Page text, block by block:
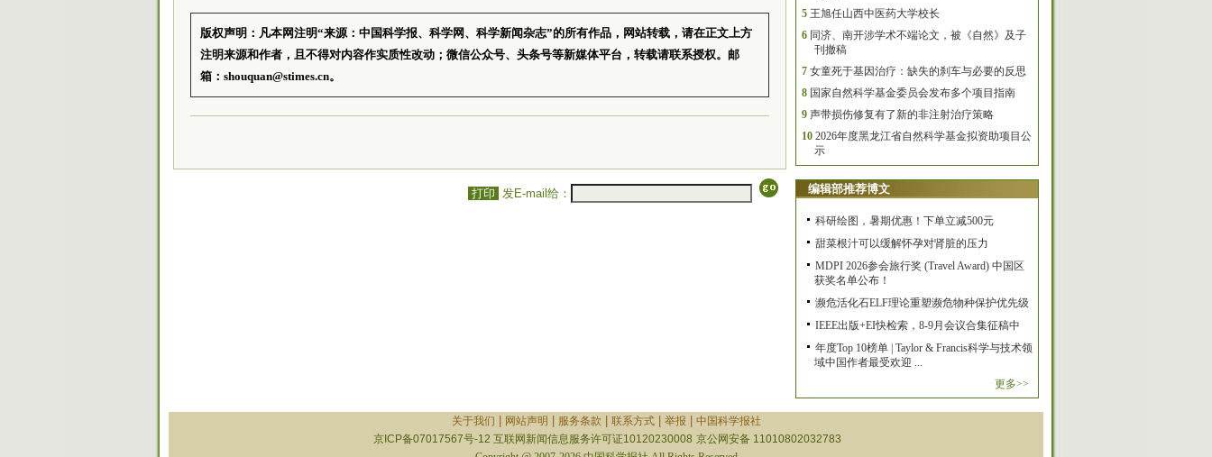
版权声明：凡本网注明“来源：中国科学报、科学网、科学新闻杂志”的所有作品，网站转载，请在正文上方
注明来源和作者，且不得对内容作实质性改动；微信公众号、头条号等新媒体平台，转载请联系授权。邮
箱：shouquan@stimes.cn。
打印 发E-mail给：
5 王旭任山西中医药大学校长
6 同济、南开涉学术不端论文，被《自然》及子
刊撤稿
7 女童死于基因治疗：缺失的刹车与必要的反思
8 国家自然科学基金委员会发布多个项目指南
9 声带损伤修复有了新的非注射治疗策略
10 2026年度黑龙江省自然科学基金拟资助项目公
示
编辑部推荐博文
科研绘图，暑期优惠！下单立减500元
甜菜根汁可以缓解怀孕对肾脏的压力
MDPI 2026参会旅行奖 (Travel Award) 中国区
获奖名单公布！
濒危活化石ELF理论重塑濒危物种保护优先级
IEEE出版+EI快检索，8-9月会议合集征稿中
年度Top 10榜单 | Taylor & Francis科学与技术领
域中国作者最受欢迎 ...
更多>>
关于我们 网站声明 服务条款 联系方式| 举报
中国科学报社
京ICP备07017567号-12 互联网新闻信息服务许可证10120230008 京公网安备 11010802032783